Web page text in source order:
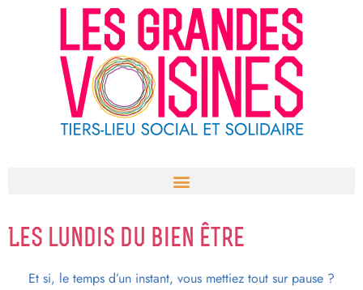
Les lundis du bien être
Et si, le temps d’un instant, vous mettiez tout sur pause ?